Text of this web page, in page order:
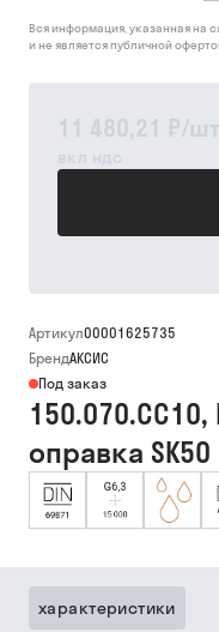
11 480,21 ₽/шт
вкл ндс
Вся информация, указанная на
и не является публичной
Артикул00001625735
БрендАКСИС
Под заказ
оправка SK50
характеристики